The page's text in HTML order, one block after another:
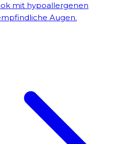
mit hypoallergenen
Augen.